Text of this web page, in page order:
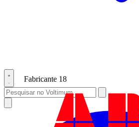
Fabricante 18